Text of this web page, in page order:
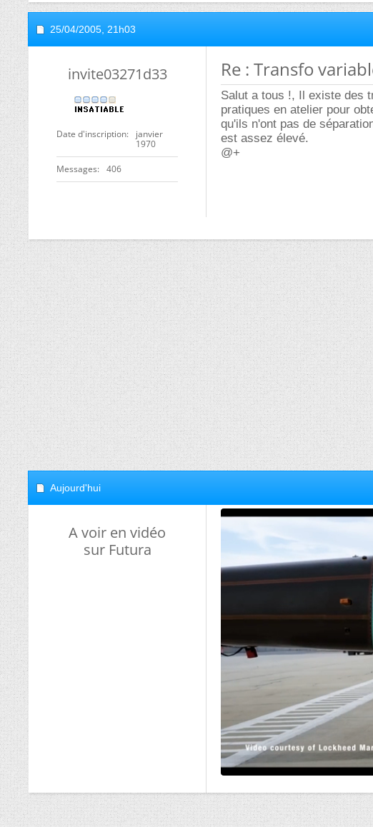
25/04/2005, 21h03
invite03271d33
Date d'inscription
janvier
1970
Messages 406
Re : Transfo
Salut a tous !, Il existe des
pratiques en atelier pour
qu'ils n'ont pas de
est assez élevé.
@+
Aujourd'hui
A voir en vidéo
sur Futura